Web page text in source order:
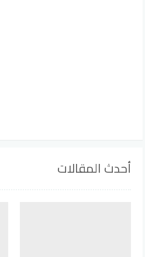
أحدث المقالات